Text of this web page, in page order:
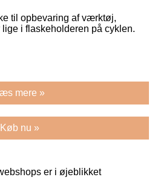
til opbevaring af værktøj,
i flaskeholderen på cyklen.
mere »
Køb nu »
er i øjeblikket